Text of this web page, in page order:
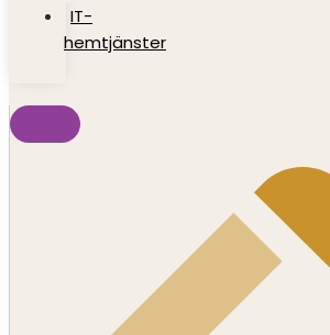
IT-
hemtjänster